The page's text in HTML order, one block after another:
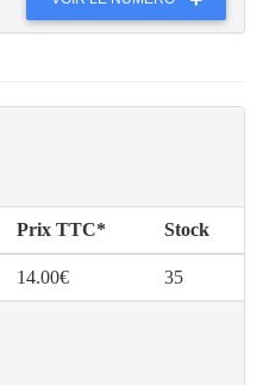
Prix TTC* Stock
14.00€ 35